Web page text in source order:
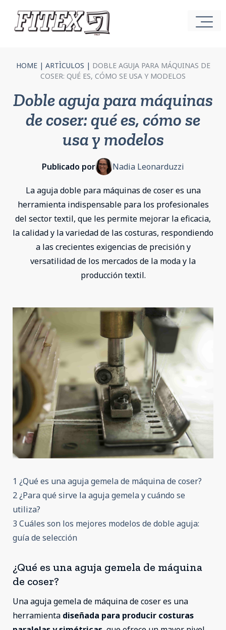
HOME| ARTÌCULOS | DOBLE AGUJA PARA MÁQUINAS DE
COSER: QUÉ ES, CÓMO SE USA Y MODELOS
Doble aguja para máquinas
de coser: qué es, cómo se
usa y modelos
Publicado por Nadia Leonarduzzi
La aguja doble para máquinas de coser es una
herramienta indispensable para los profesionales
del sector textil, que les permite mejorar la eficacia,
la calidad y la variedad de las costuras, respondiendo
a las crecientes exigencias de precisión y
versatilidad de los mercados de la moda y la
producción textil.
1 ¿Qué es una aguja gemela de máquina de coser?
2 ¿Para qué sirve la aguja gemela y cuándo se
utiliza?
3 Cuáles son los mejores modelos de doble aguja:
guía de selección
¿Qué es una aguja gemela de máquina
de coser?
Una aguja gemela de máquina de coser es una
herramienta diseñada para producir costuras